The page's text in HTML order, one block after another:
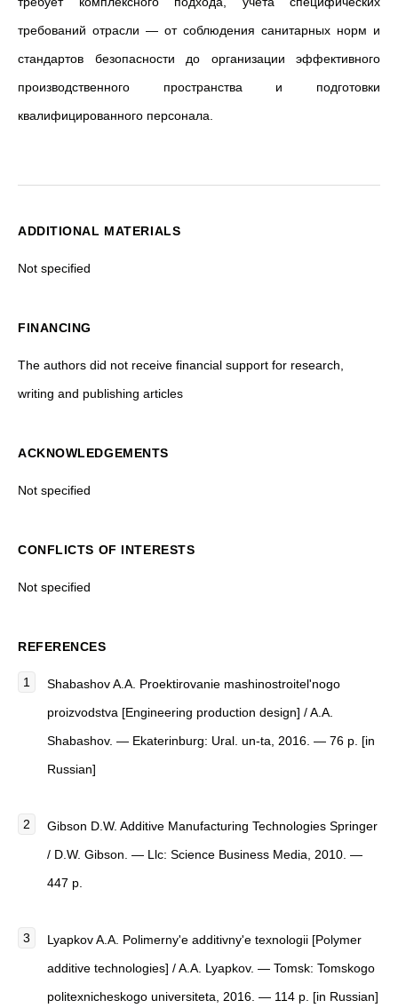
требований отрасли — от соблюдения санитарных норм и
стандартов безопасности до организации эффективного
производственного пространства и подготовки
квалифицированного персонала.
ADDITIONAL MATERIALS
Not specified
FINANCING
The authors did not receive financial support for research,
writing and publishing articles
ACKNOWLEDGEMENTS
Not specified
CONFLICTS OF INTERESTS
Not specified
REFERENCES
Shabashov A.A. Proektirovanie mashinostroitel'nogo
proizvodstva [Engineering production design] / A.A.
Shabashov. — Ekaterinburg: Ural. un-ta, 2016. — 76 p. [in
Russian]
Gibson D.W. Additive Manufacturing Technologies Springer
/ D.W. Gibson. — Llc: Science Business Media, 2010. —
447 p.
Lyapkov A.A. Polimerny'e additivny'e texnologii [Polymer
additive technologies] / A.A. Lyapkov. — Tomsk: Tomskogo
politexnicheskogo universiteta, 2016. — 114 p. [in Russian]